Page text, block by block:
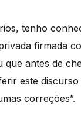
tenho
firmada
que antes de
este
correções”.